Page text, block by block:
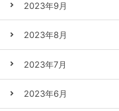
2023年9月
2023年8月
2023年7月
2023年6月